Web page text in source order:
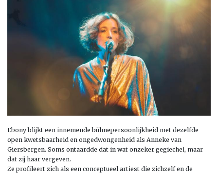
Ebony blijkt een innemende bühnepersoonlijkheid met dezelfde
open kwetsbaarheid en ongedwongenheid als Anneke van
Giersbergen. Soms ontaardde dat in wat onzeker gegiechel, maar
dat zij haar vergeven.
Ze profileert zich als een conceptueel artiest die zichzelf en de